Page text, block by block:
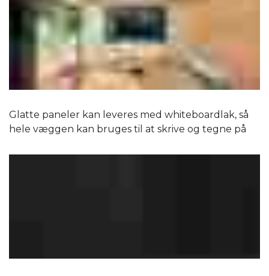
Glatte paneler kan leveres med whiteboardlak, så
hele væggen kan bruges til at skrive og tegne på